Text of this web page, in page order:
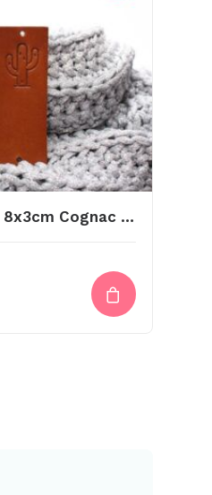
Big Labels 8x3cm Cognac Cactus